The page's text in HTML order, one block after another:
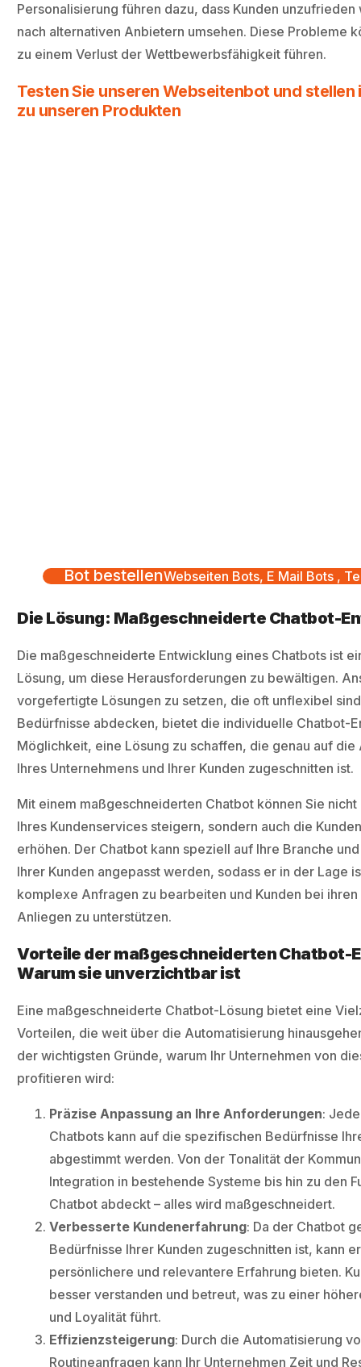
Personalisierung führen dazu, dass Kunden unzufrieden
nach alternativen Anbietern umsehen. Diese Probleme
zu einem Verlust der Wettbewerbsfähigkeit führen.
Testen Sie unseren Webseitenbot und stellen
zu unseren Produkten
Bot bestellenWebseiten Bots, E Mail Bots ,
Die Lösung: Maßgeschneiderte Chatbot-
Die maßgeschneiderte Entwicklung eines Chatbots ist
Lösung, um diese Herausforderungen zu bewältigen.
vorgefertigte Lösungen zu setzen, die oft unflexibel
Bedürfnisse abdecken, bietet die individuelle Chatbot-
Möglichkeit, eine Lösung zu schaffen, die genau auf
Ihres Unternehmens und Ihrer Kunden zugeschnitten ist.
Mit einem maßgeschneiderten Chatbot können Sie
Ihres Kundenservices steigern, sondern auch die
erhöhen. Der Chatbot kann speziell auf Ihre Branche
Ihrer Kunden angepasst werden, sodass er in der Lage
komplexe Anfragen zu bearbeiten und Kunden bei
Anliegen zu unterstützen.
Vorteile der maßgeschneiderten Chatbot-
Warum sie unverzichtbar ist
Eine maßgeschneiderte Chatbot-Lösung bietet eine
Vorteilen, die weit über die Automatisierung
der wichtigsten Gründe, warum Ihr Unternehmen von
profitieren wird:
Präzise Anpassung an Ihre Anforderungen:
Chatbots kann auf die spezifischen Bedürfnisse
abgestimmt werden. Von der Tonalität der
Integration in bestehende Systeme bis hin zu den
Chatbot abdeckt – alles wird maßgeschneidert.
Verbesserte Kundenerfahrung: Da der Chatbot
Bedürfnisse Ihrer Kunden zugeschnitten ist, kann
persönlichere und relevantere Erfahrung bieten.
besser verstanden und betreut, was zu einer
und Loyalität führt.
Effizienzsteigerung: Durch die Automatisierung
Routineanfragen kann Ihr Unternehmen Zeit und